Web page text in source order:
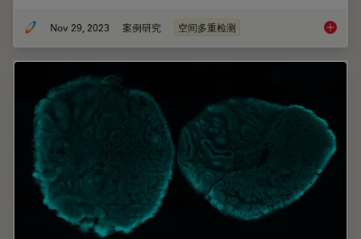
Nov 29, 2023 案例研究 空间多重检测 大脑的